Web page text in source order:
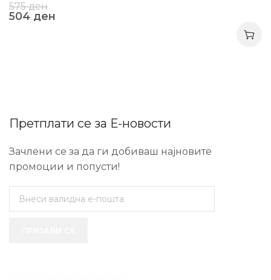
575ден
504 ден
Претплати се за Е-новости
Зачлени се за да ги добиваш најновите
промоции и попусти!